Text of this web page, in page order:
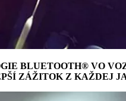
BLUETOOTH® VO
ZÁŽITOK Z KAŽDEJ